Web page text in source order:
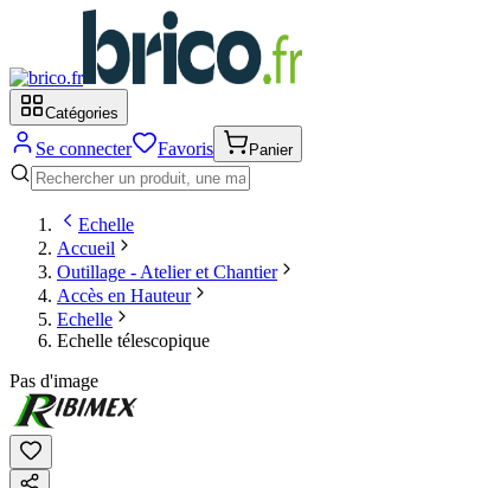
Catégories
Se connecter Favoris Panier
Echelle
Accueil
Outillage - Atelier et Chantier
Accès en Hauteur
Echelle
Echelle télescopique
Pas d'image